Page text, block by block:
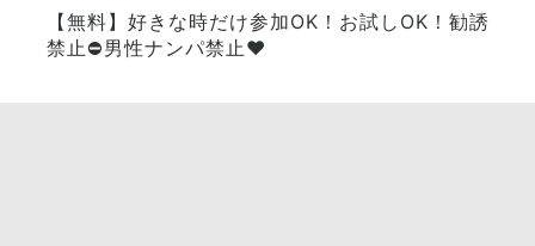
【無料】好きな時だけ参加OK！お試しOK！勧誘
禁止⛔️男性ナンパ禁止❤